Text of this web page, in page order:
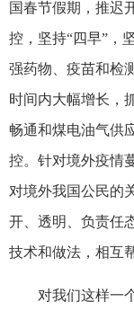
国春节假期，推迟
控，坚持“四早”，
强药物、疫苗和检
时间内大幅增长，
畅通和煤电油气供
控。针对境外疫情
对境外我国公民的
开、透明、负责任
技术和做法，相互
对我们这样一